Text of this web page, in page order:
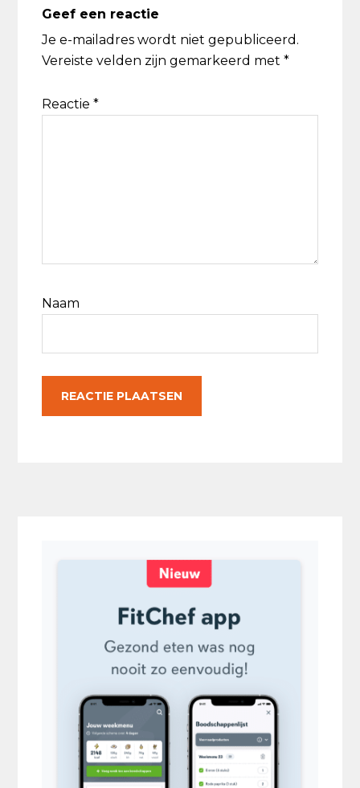
Interacties
Geef een reactie
Je e-mailadres wordt niet gepubliceerd.
Vereiste velden zijn gemarkeerd met*
Reactie*
Naam